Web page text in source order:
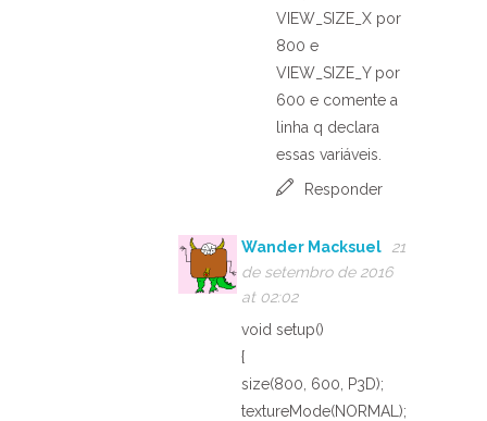
VIEW_SIZE_X por
800 e
VIEW_SIZE_Y por
600 e comente a
linha q declara
essas variáveis.
Responder
Wander Macksuel
21
de setembro de 2016
at 02:02
void setup()
{
size(800, 600, P3D);
textureMode(NORMAL);